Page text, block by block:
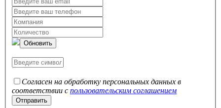
Обновить
Согласен на обработку персональных данных в
соответствии с пользовательским соглашением